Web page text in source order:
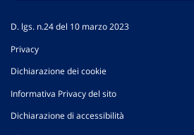
D. lgs. n.24 del 10 marzo 2023
Privacy
Dichiarazione dei cookie
Informativa Privacy del sito
Dichiarazione di accessibilità